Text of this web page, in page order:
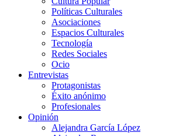
Políticas Culturales
Asociaciones
Espacios Culturales
Tecnología
Redes Sociales
Ocio
Entrevistas
Protagonistas
Éxito anónimo
Profesionales
Opinión
Alejandra García López